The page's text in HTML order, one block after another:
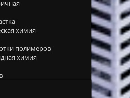
химия
полимеров
химия